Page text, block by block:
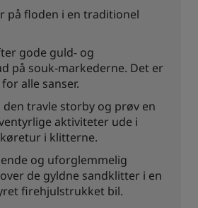
på floden i en traditionel
gode guld- og
på souk-markederne. Det er
alle sanser.
travle storby og prøv en
aktiviteter ude i
i klitterne.
og uforglemmelig
de gyldne sandklitter i en
firehjulstrukket bil.